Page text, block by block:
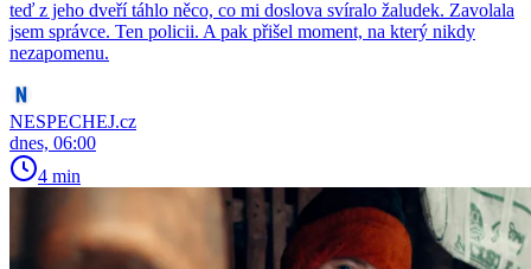
teď z jeho dveří táhlo něco, co mi doslova svíralo žaludek. Zavolala
jsem správce. Ten policii. A pak přišel moment, na který nikdy
nezapomenu.
NESPECHEJ.cz
dnes, 06:00
4 min